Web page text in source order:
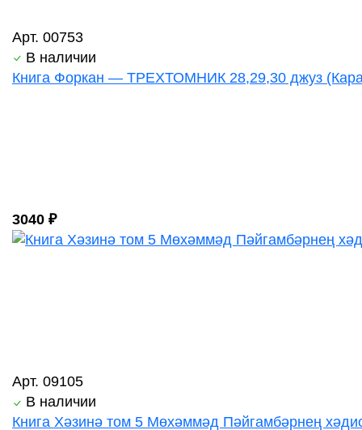
Арт. 00753
В наличии
Книга Форкан — ТРЕХТОМНИК 28,29,30 джуз
3040 ₽
Арт. 09105
В наличии
Книга Хәзинә том 5 Мөхәммәд Пәйгамбәрнең